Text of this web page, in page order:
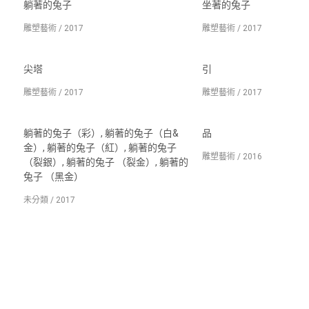
躺著的兔子
雕塑藝術 / 2017
坐著的兔子
雕塑藝術 / 2017
尖塔
雕塑藝術 / 2017
引
雕塑藝術 / 2017
躺著的兔子（彩）, 躺著的兔子（白&
金）, 躺著的兔子（紅）, 躺著的兔子
（裂銀）, 躺著的兔子 （裂金）, 躺著的
兔子 （黑金）
未分類 / 2017
品
雕塑藝術 / 2016